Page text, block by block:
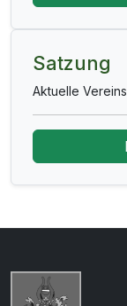
Satzung
Aktuelle